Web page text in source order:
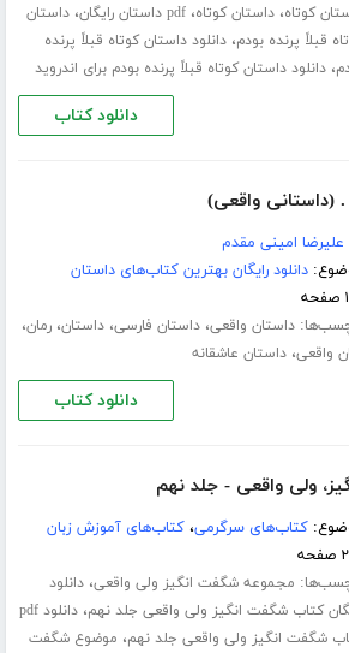
کوتاه،داستان کوتاه،pdf داستان رایگان ،داستان
قبلاً پرنده بودم،دانلود داستان کوتاه قبلاً پرنده
،دانلود داستان کوتاه قبلاً پرنده بودم برای اندروید
دانلود کتاب
(داستانی واقعی)
علیرضا امینی مقدم
دانلود رایگان بهترین کتاب‌های داستان
داستان واقعی،داستان فارسی،داستان،رمان،
واقعی،داستان عاشقانه
دانلود کتاب
ولی واقعی - جلد نهم
کتاب‌های سرگرمی،کتاب‌های آموزش زبان
مجموعه شگفت انگیز ولی واقعی،دانلود
کتاب شگفت انگیز ولی واقعی جلد نهم،
دانلود pdf
شگفت انگیز ولی واقعی جلد نهم، موضوع شگفت